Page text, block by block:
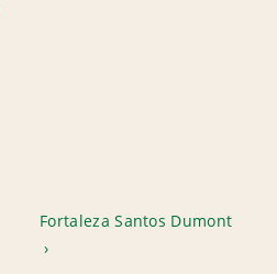
Fortaleza Santos Dumont